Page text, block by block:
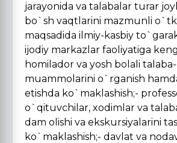
jarayonida va talabalar turar
bo`sh vaqtlarini mazmunli
maqsadida ilmiy-kasbiy
ijodiy markazlar faoliyatiga
homilador va yosh bolali
muammolarini o`rganish
etishda ko`maklashish;-
o`qituvchilar, xodimlar va
dam olishi va ekskursiyalarini
ko`maklashish;- davlat va